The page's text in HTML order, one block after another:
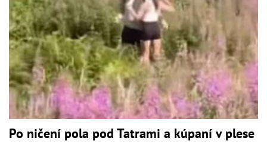
Po ničení pola pod Tatrami a kúpaní v plese